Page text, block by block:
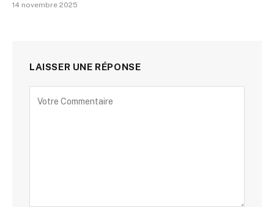
14 novembre 2025
LAISSER UNE RÉPONSE